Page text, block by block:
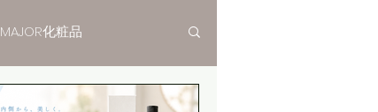
MAJOR化粧品
インスタグラム